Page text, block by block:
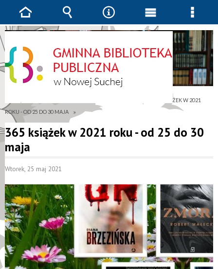
365 KSIĄŻEK W 2021
ROKU - OD 25 DO 30 MAJA
365 książek w 2021 roku - od 25 do 30
maja
Wtorek, 25 maj 2021
Strona Wyszukiwarka
NarzędziaMenu
główne
Menu